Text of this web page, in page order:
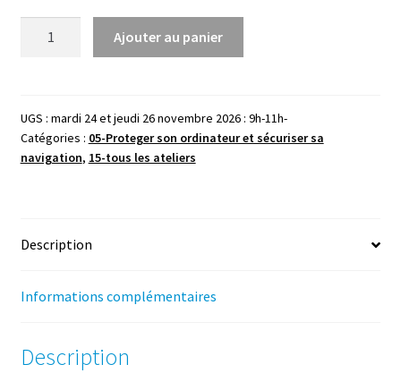
données
personnelles
et
-
-
Ajouter au panier
UGS : mardi 24 et jeudi 26 novembre 2026 : 9h-11h-
Catégories : 05-Proteger son ordinateur et sécuriser sa
navigation, 15-tous les ateliers
Description
Informations complémentaires
Description